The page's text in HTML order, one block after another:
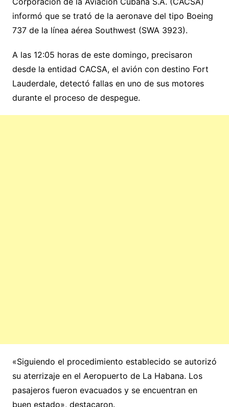
informó que se trató de la aeronave del tipo Boeing
737 de la línea aérea Southwest (SWA 3923).
A las 12:05 horas de este domingo, precisaron
desde la entidad CACSA, el avión con destino Fort
Lauderdale, detectó fallas en uno de sus motores
durante el proceso de despegue.
«Siguiendo el procedimiento establecido se autorizó
su aterrizaje en el Aeropuerto de La Habana. Los
pasajeros fueron evacuados y se encuentran en
buen estado», destacaron.